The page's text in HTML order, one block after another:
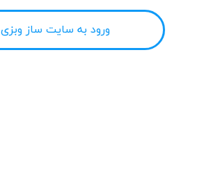
ورود به سایت ساز وبزی